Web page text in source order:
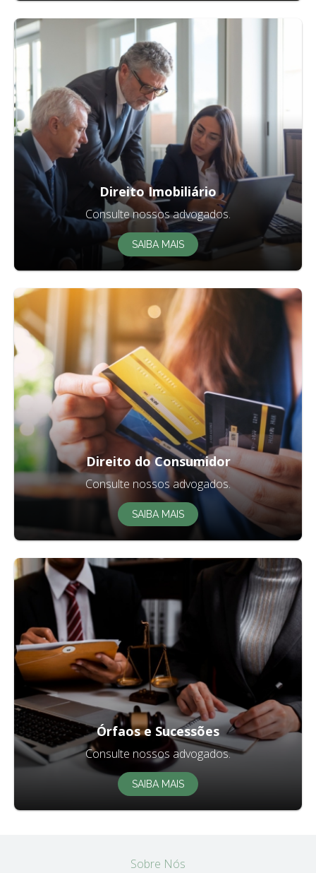
Direito Imobiliário
Consulte nossos advogados.
SAIBA MAIS
Direito do Consumidor
Consulte nossos advogados.
SAIBA MAIS
Órfaos e Sucessões
Consulte nossos advogados.
SAIBA MAIS
Sobre Nós